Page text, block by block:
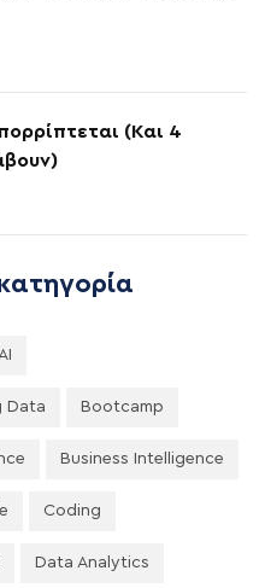
(Και 4
Data Bootcamp
Business Intelligence
Coding
Data Analytics